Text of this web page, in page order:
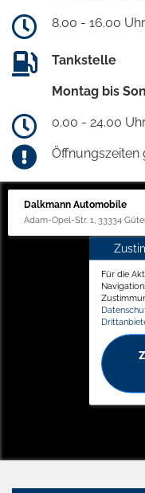
8.00 - 16.00 Uhr
Tankstelle
Montag bis
0.00 - 24.00
Dalkmann Automobile
Adam-Opel-Str. 1, 33334
Für die